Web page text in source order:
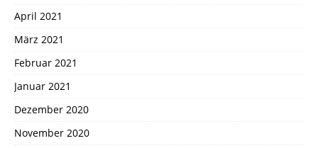
April 2021
März 2021
Februar 2021
Januar 2021
Dezember 2020
November 2020